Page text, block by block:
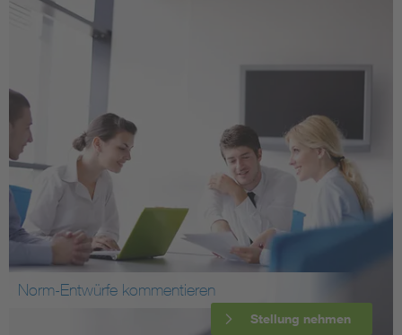
Norm-Entwürfe kommentieren
Stellung nehmen